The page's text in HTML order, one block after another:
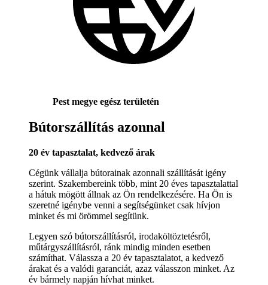
Pest megye egész területén
Bútorszállítás azonnal
20 év tapasztalat, kedvező árak
Cégünk vállalja bútorainak azonnali szállítását igény
szerint. Szakembereink több, mint 20 éves tapasztalattal
a hátuk mögött állnak az Ön rendelkezésére. Ha Ön is
szeretné igénybe venni a segítségünket csak hívjon
minket és mi örömmel segítünk.
Legyen szó bútorszállításról, irodaköltöztetésről,
műtárgyszállításról, ránk mindig minden esetben
számíthat. Válassza a 20 év tapasztalatot, a kedvező
árakat és a valódi garanciát, azaz válasszon minket. Az
év bármely napján hívhat minket.